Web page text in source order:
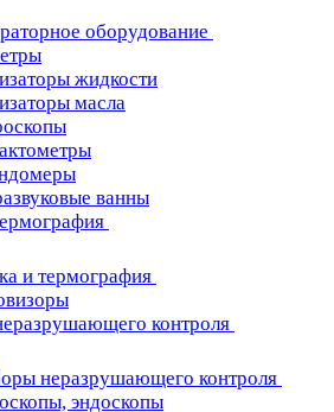
оборудование
жидкости
масла
ванны
и термография
контроля
неразрушающего контроля
эндоскопы